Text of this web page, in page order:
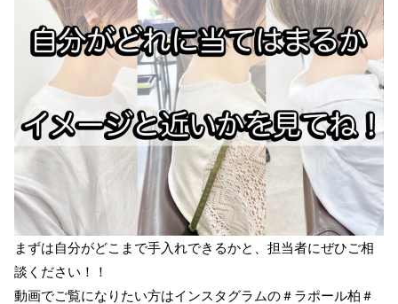
まずは自分がどこまで手入れできるかと、担当者にぜひご相
談ください！！
動画でご覧になりたい方はインスタグラムの＃ラポール柏＃